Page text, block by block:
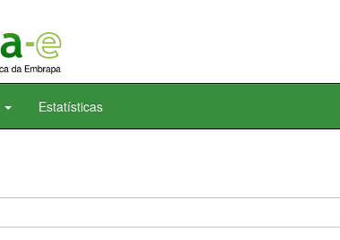
Estatísticas